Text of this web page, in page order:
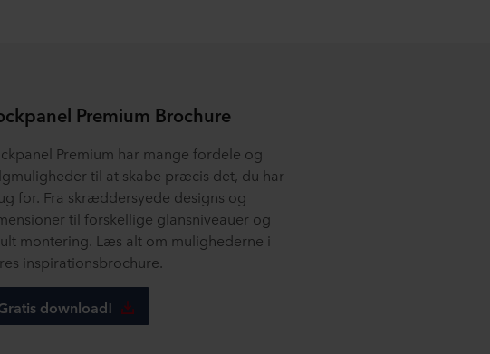
Premium Brochure
Premium har mange fordele og
til at skabe præcis det, du har
for. Fra skræddersyede designs og
til forskellige glansniveauer og
montering. Læs alt om mulighederne i
inspirationsbrochure.
download!